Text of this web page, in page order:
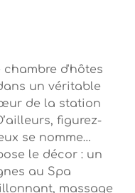
d'hôtes
un véritable
de la station
figurez-
se nomme…
le décor : un
au Spa
massage